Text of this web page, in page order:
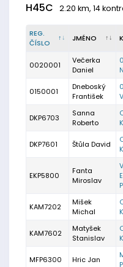
H45C 2.20 km, 14
REG.
ČÍSLO
JMÉNO
0020001
Večerka
Daniel
0150001
Dneboský
František
DKP6703
Sanna
Roberto
DKP7601 Štůla David
EKP5800
Fanta
Miroslav
KAM7202
Mišek
Michal
KAM7602
Matyšek
Stanislav
MFP6300 Hric Jan